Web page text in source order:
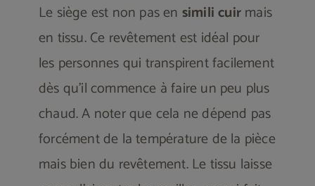
Le siège est non pas en simili cuirmais
en tissu. Ce revêtement est idéal pour
les personnes qui transpirent facilement
dès qu’il commence à faire un peu plus
chaud. A noter que cela ne dépend pas
forcément de la température de la pièce
mais bien du revêtement. Le tissu laisse